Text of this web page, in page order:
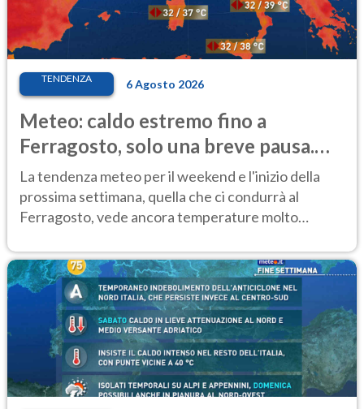
TENDENZA 6 Agosto 2026
Meteo: caldo estremo fino a
Ferragosto, solo una breve pausa.
Ecco dove
La tendenza meteo per il weekend e l'inizio della
prossima settimana, quella che ci condurrà al
Ferragosto, vede ancora temperature molto